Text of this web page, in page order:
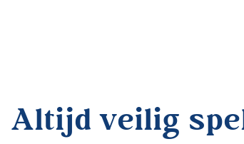
Altijd veilig